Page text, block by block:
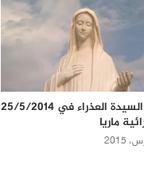
رسالة السيدة العذراء في 25/5/2014
ماريا